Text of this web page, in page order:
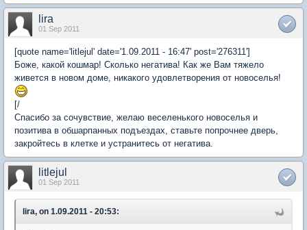
lira
01 Sep 2011
[quote name='litlejul' date='1.09.2011 - 16:47' post='276311']
Боже, какой кошмар! Сколько негатива! Как же Вам тяжело
живется в новом доме, никакого удовлетворения от новоселья!
[/
Спасибо за сочувствие, желаю веселенького новоселья и
позитива в обшарпанных подъездах, ставьте попрочнее дверь,
закройтесь в клетке и устранитесь от негатива.
litlejul
01 Sep 2011
lira, on 1.09.2011 - 20:53: